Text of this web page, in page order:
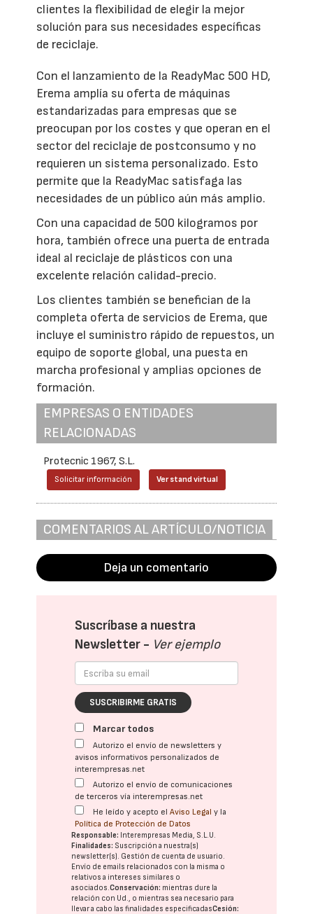
clientes la flexibilidad de elegir la mejor
solución para sus necesidades específicas
de reciclaje.
Con el lanzamiento de la ReadyMac 500 HD,
Erema amplía su oferta de máquinas
estandarizadas para empresas que se
preocupan por los costes y que operan en el
sector del reciclaje de postconsumo y no
requieren un sistema personalizado. Esto
permite que la ReadyMac satisfaga las
necesidades de un público aún más amplio.
Con una capacidad de 500 kilogramos por
hora, también ofrece una puerta de entrada
ideal al reciclaje de plásticos con una
excelente relación calidad-precio.
Los clientes también se benefician de la
completa oferta de servicios de Erema, que
incluye el suministro rápido de repuestos, un
equipo de soporte global, una puesta en
marcha profesional y amplias opciones de
formación.
EMPRESAS O ENTIDADES
RELACIONADAS
Protecnic 1967, S.L.
Solicitar información Ver stand virtual
COMENTARIOS AL ARTÍCULO/NOTICIA
Deja un comentario
Suscríbase a nuestra
Newsletter - Ver ejemplo
SUSCRIBIRME GRATIS
Marcar todos
Autorizo el envío de newsletters y
avisos informativos personalizados de
interempresas.net
Autorizo el envío de comunicaciones
de terceros vía interempresas.net
He leído y acepto elAviso Legal y la
Política de Protección de Datos
Responsable: Interempresas Media, S.L.U.
Finalidades: Suscripción a nuestra(s)
newsletter(s). Gestión de cuenta de usuario.
Envío de emails relacionados con la misma o
relativos a intereses similares o
asociados.Conservación: mientras dure la
relación con Ud., o mientras sea necesario para
llevar a cabo las finalidades especificadasCesión: